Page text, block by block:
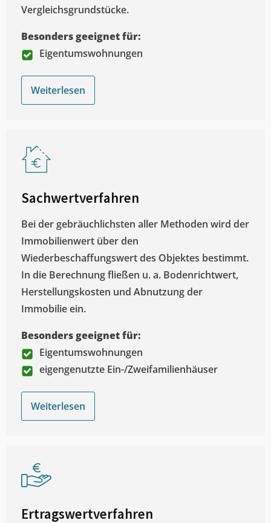
Vergleichsgrundstücke.
Besonders geeignet für:
Eigentumswohnungen
Weiterlesen
Sachwertverfahren
Bei der gebräuchlichsten aller Methoden wird der
Immobilienwert über den
Wiederbeschaffungswert des Objektes bestimmt.
In die Berechnung fließen u. a. Bodenrichtwert,
Herstellungskosten und Abnutzung der
Immobilie ein.
Besonders geeignet für:
Eigentumswohnungen
eigengenutzte Ein-/Zweifamilienhäuser
Weiterlesen
Ertragswertverfahren